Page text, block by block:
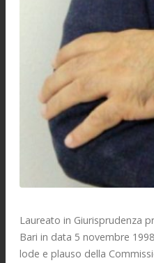
Laureato in Giurisprudenza
Bari in data 5 novembre
lode e plauso della